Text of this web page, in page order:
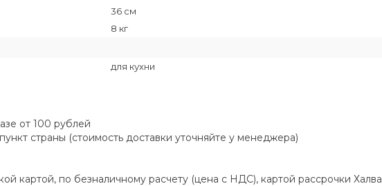
36 см
8 кг
для кухни
от 100 рублей
страны (стоимость доставки уточняйте у менеджера)
картой, по безналичному расчету (цена с НДС), картой рассрочки Халва